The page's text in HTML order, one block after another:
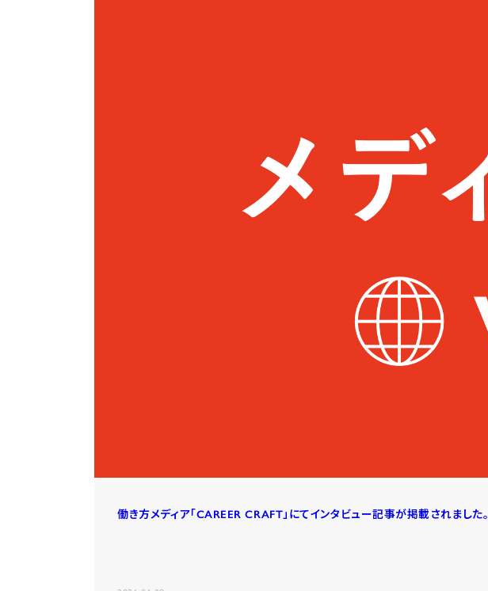
働き方メディア「CAREER CRAFT」にてインタビュー記事が掲載されました。